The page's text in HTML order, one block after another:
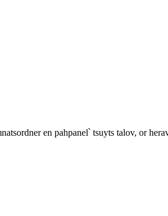
en pahpanel՝ tsuyts talov, or